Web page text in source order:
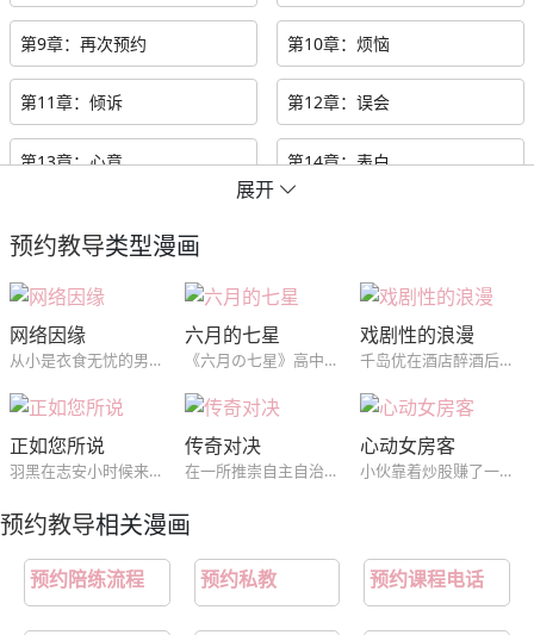
第9章：再次预约 第10章：烦恼
第11章：倾诉 第12章：误会
第13章：心意 第14章：表白
第17章：交给我吧（完结）
展开
预约教导类型漫画
网络因缘
从小是衣食无忧的男主唯独缺爱只能通过观看会员制度网站上漂亮小姐姐们的视频消遣于是爱上了里面的一位并表示一定要找到她，但是万万没想到继母的朋友里面有一位就是他要找的~男主最后能找到他心仪的那位小姐姐吗？让我们拭目以待吧！
六月的七星
《六月の七星》高中棒球队的王牌投手•西贺奏太，和队长兼捕手的儿时玩伴•东云晴星是投捕搭档。小时候身材瘦小又内向的奏太，因为被搬到附近的晴星主动攀谈而结为好友，两人就像兄弟般一起长大。晴星是“哥哥”，奏太是“弟弟”。然而，奏太却对“哥哥”晴星产生了爱恋以及想抱的欲望。“兄弟游戏”会持续到什么时候呢？─
戏剧性的浪漫
千岛优在酒店醉酒后误把前来帮忙的皇当做搭讪的人结果尴尬离场，第二天没想到会在公司同一楼层的合作公司中再见到他，就此两人慢慢开始接触并喜欢上了对方...
正如您所说
羽黑在志安小时候来到他家，成为了他的男佣人。随着志安逐渐长大，对羽黑的依赖也变得越来越重。而羽黑突然发现，自己对志安的感情好像在慢慢发生着变化.
传奇对决
在一所推崇自主自治的大学里，学生们之间的派别对立愈发严重。为了解决这个问题，两个派别的老大相约进行决斗。但是让人没想到的是，决斗的方式竟是通过发生关系来决出胜负？！
心动女房客
小伙靠着炒股赚了一笔钱买了3间房当起了房东，没想到以前学校里的不良女同学竟然是租客，男主和租客们纠缠在一起。
预约教导相关漫画
预约陪练流程 预约私教 预约课程电话